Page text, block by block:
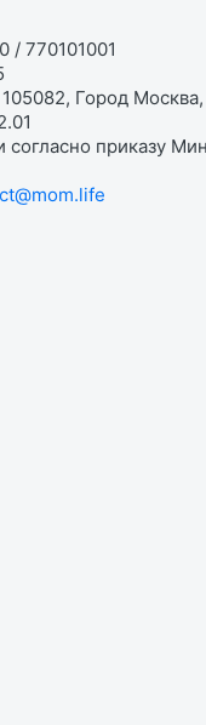
770101001
Город
приказу